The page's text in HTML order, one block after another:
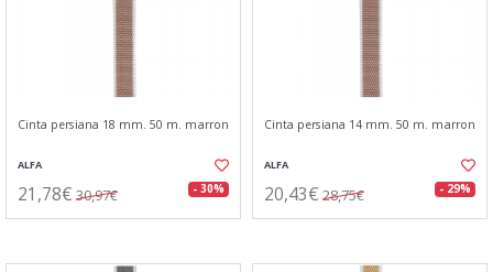
Cinta persiana 18 mm. 50 m. marron
ALFA
21,78€ 30,97€ - 30%
Cinta persiana 14 mm. 50 m. marron
ALFA
20,43€ 28,75€ - 29%